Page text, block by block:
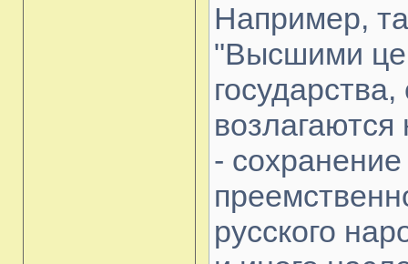
Например,
"Высшими
возлагаются
-
русского